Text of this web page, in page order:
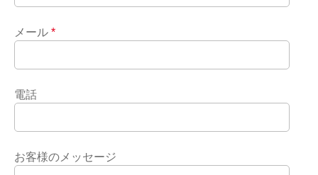
メール *
電話
お客様のメッセージ